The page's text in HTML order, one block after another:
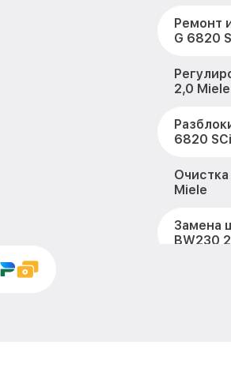
Ремонт
G 6820
2,0 Miele
6820
Miele
Замена
BW230